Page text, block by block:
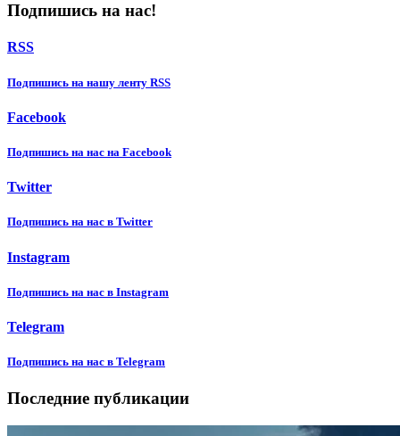
Подпишись на нас!
RSS
Подпишиcь на нашу ленту RSS
Facebook
Подпишиcь на нас на Facebook
Twitter
Подпишиcь на нас в Twitter
Instagram
Подпишиcь на нас в Instagram
Telegram
Подпишиcь на нас в Telegram
Последние публикации